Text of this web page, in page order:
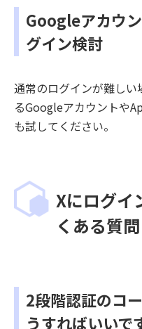
Googleアカウ
グイン検討
通常のログインが難し
るGoogleアカウントや
も試してください。
Xにログイ
くある質問
2段階認証のコ
うすればいいで